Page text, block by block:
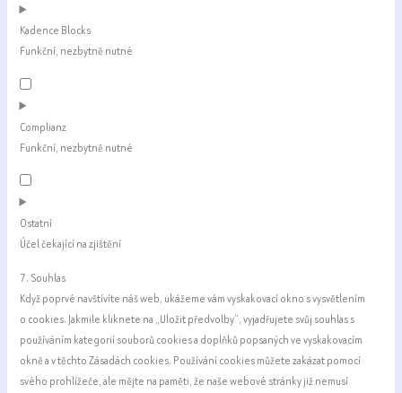
to
service
wordpress
Kadence Blocks
Funkční, nezbytně nutné
Consent
to
service
kadence-
Complianz
Funkční, nezbytně nutné
Consent
to
service
complianz
Ostatní
Účel čekající na zjištění
Consent
to
service
ostatní
7. Souhlas
Když poprvé navštívíte náš web, ukážeme vám vyskakovací okno s vysvětlením
o cookies. Jakmile kliknete na „Uložit předvolby“, vyjadřujete svůj souhlas s
používáním kategorií souborů cookies a doplňků popsaných ve vyskakovacím
okně a v těchto Zásadách cookies. Používání cookies můžete zakázat pomocí
svého prohlížeče, ale mějte na paměti, že naše webové stránky již nemusí